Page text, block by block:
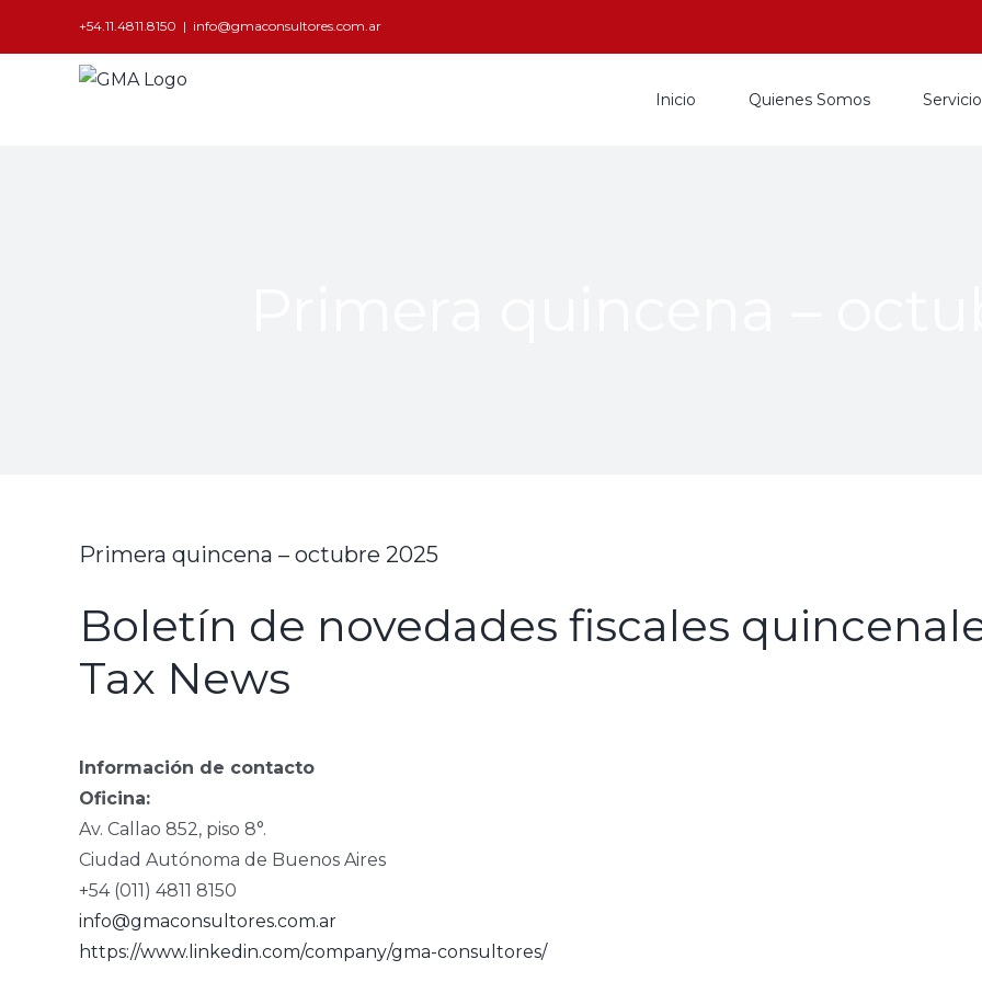
+54.11.4811.8150 | info@gmaconsultores.com.ar
Inicio Quienes Somos
Primera quincena – octubre 2025
Boletín de novedades fiscales
Tax News
Información de contacto
Oficina:
Av. Callao 852, piso 8°.
Ciudad Autónoma de Buenos Aires
+54 (011) 4811 8150
info@gmaconsultores.com.ar
https://www.linkedin.com/company/gma-consultores/